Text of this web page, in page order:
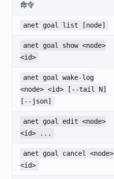
命令
anet goal list [node]
anet goal show <node>
<id>
anet goal wake-log
<node> <id> [--tail N]
[--json]
anet goal edit <node>
<id> ...
anet goal cancel <node>
<id>